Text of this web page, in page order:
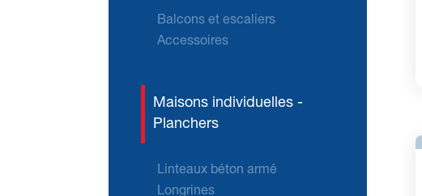
Balcons et escaliers
Accessoires
Maisons individuelles -
Planchers
Linteaux béton armé
Longrines